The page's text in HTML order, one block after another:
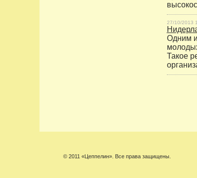
27/10/2013
Одним
Такое
© 2011 «Цеппелин». Все права защищены.